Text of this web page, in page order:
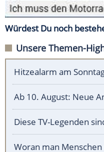
Würdest Du noch
Unsere Themen-
Hitzealarm am
Ab 10. August: Neue
Diese TV-Legenden
Woran man